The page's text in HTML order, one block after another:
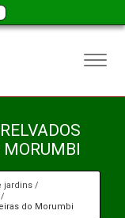
MORUMBI
jardins
do Morumbi